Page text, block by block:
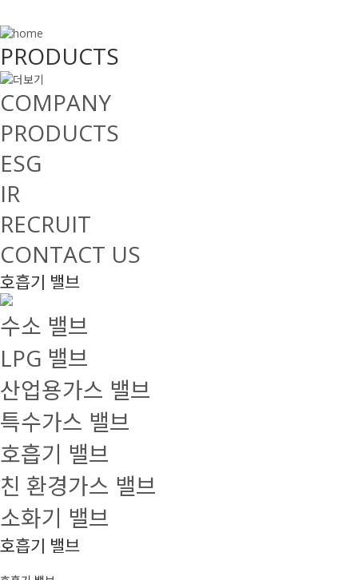
PRODUCTS
COMPANY
PRODUCTS
ESG
IR
RECRUIT
CONTACT US
호흡기 밸브
수소 밸브
LPG 밸브
산업용가스 밸브
특수가스 밸브
호흡기 밸브
친 환경가스 밸브
소화기 밸브
호흡기 밸브